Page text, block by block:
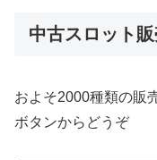
中古スロット
およそ2000種類の販
ボタンからどうぞ